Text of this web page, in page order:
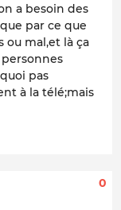
a besoin des
par ce que
ou mal,et là ça
pas
à la télé;mais
0